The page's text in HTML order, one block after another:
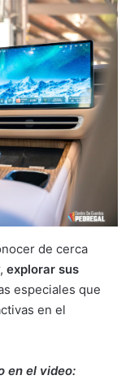
de cerca
explorar sus
especiales que
en el
en el video: